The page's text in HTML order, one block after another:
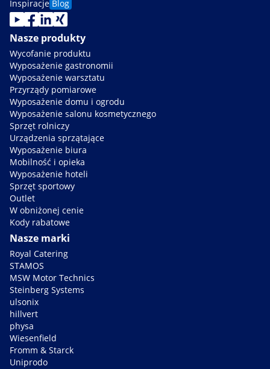
Inspiracje Blog
Nasze produkty
Wycofanie produktu
Wyposażenie gastronomii
Wyposażenie warsztatu
Przyrządy pomiarowe
Wyposażenie domu i ogrodu
Wyposażenie salonu kosmetycznego
Sprzęt rolniczy
Urządzenia sprzątające
Wyposażenie biura
Mobilność i opieka
Wyposażenie hoteli
Sprzęt sportowy
Outlet
W obniżonej cenie
Kody rabatowe
Nasze marki
Royal Catering
STAMOS
MSW Motor Technics
Steinberg Systems
ulsonix
hillvert
physa
Wiesenfield
Fromm & Starck
Uniprodo